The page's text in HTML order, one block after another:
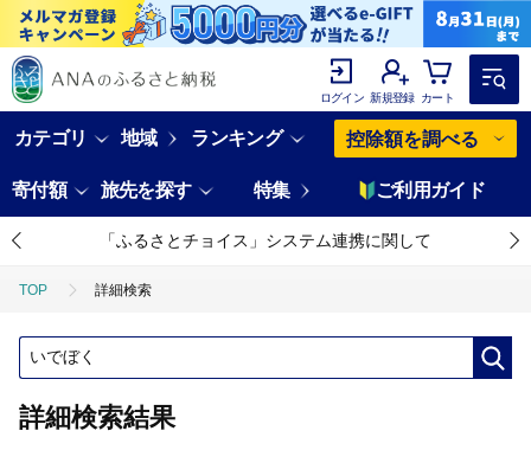
ログイン 新規登録 カート
カテゴリ 地域 ランキング 控除額を調べる
寄付額 旅先を探す 特集 ご利用ガイド
「ふるさとチョイス」システム連携に関して
TOP 詳細検索
詳細検索結果